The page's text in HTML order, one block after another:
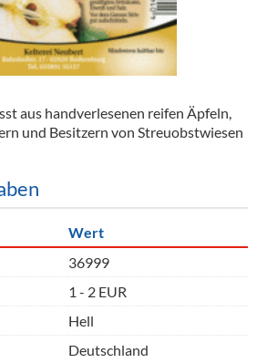
aus handverlesenen reifen Äpfeln,
und Besitzern von Streu­obst­wiesen
Wert
36999
1 - 2 EUR
Hell
Deutschland